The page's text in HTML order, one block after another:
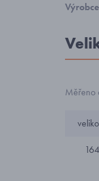
Měřeno
164